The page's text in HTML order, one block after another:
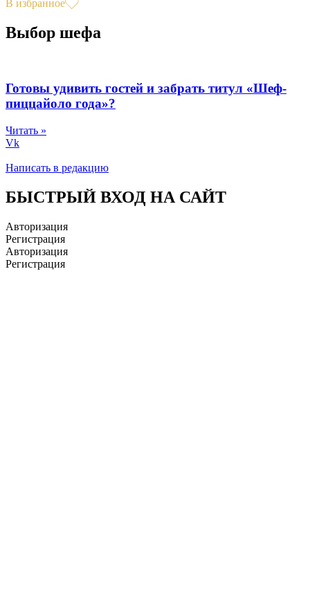
В избранное
Выбор шефа
Готовы удивить гостей и забрать титул «Шеф-
пиццайоло года»?
Читать »
Vk
Написать в редакцию
БЫСТРЫЙ ВХОД НА САЙТ
Авторизация
Регистрация
Авторизация
Регистрация